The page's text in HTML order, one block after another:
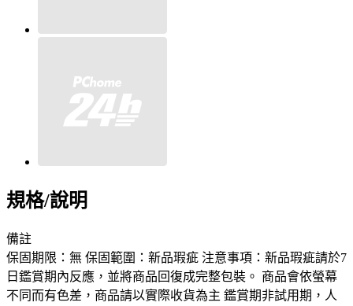
規格/說明
備註
保固期限：無 保固範圍：新品瑕疵 注意事項：新品瑕疵請於7
日鑑賞期內反應，並將商品回復成完整包裝。 商品會依螢幕
不同而有色差，商品請以實際收貨為主 鑑賞期非試用期，人